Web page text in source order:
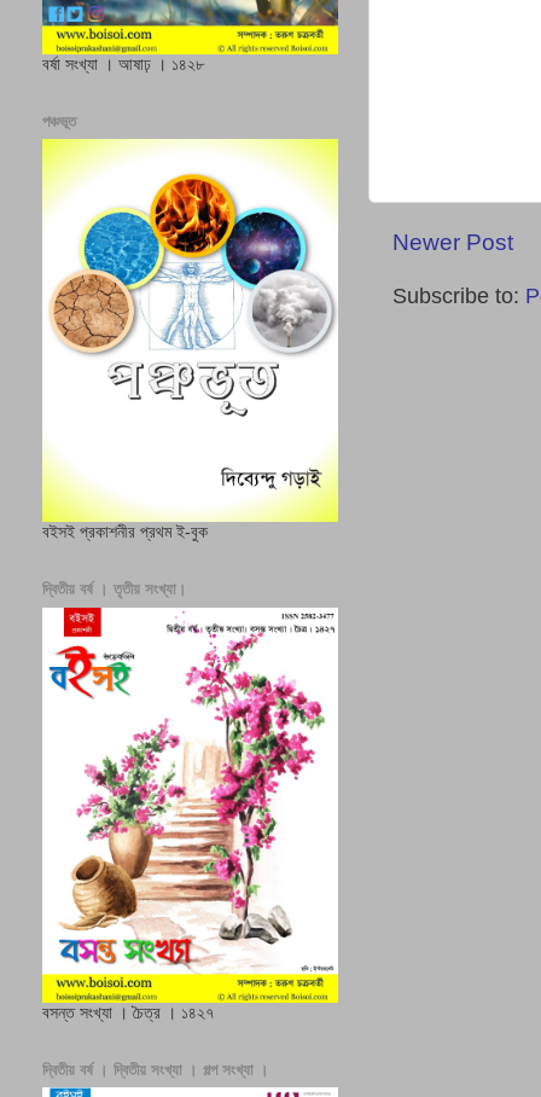
Newer Post
Subscribe to:
বর্ষা সংখ্যা । আষাঢ় । ১৪২৮
পঞ্চভূত
বইসই প্রকাশনীর প্রথম ই-বুক
দ্বিতীয় বর্ষ । তৃতীয় সংখ্যা।
বসন্ত সংখ্যা । চৈত্র । ১৪২৭
দ্বিতীয় বর্ষ । দ্বিতীয় সংখ্যা । গল্প সংখ্যা ।